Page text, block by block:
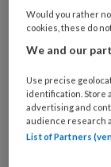
Wat
is
e-
* *
Kies
je
Would you rather
cookies, these do
We and our
Use precise
identification. Store
advertising and
audience research
List of Partners